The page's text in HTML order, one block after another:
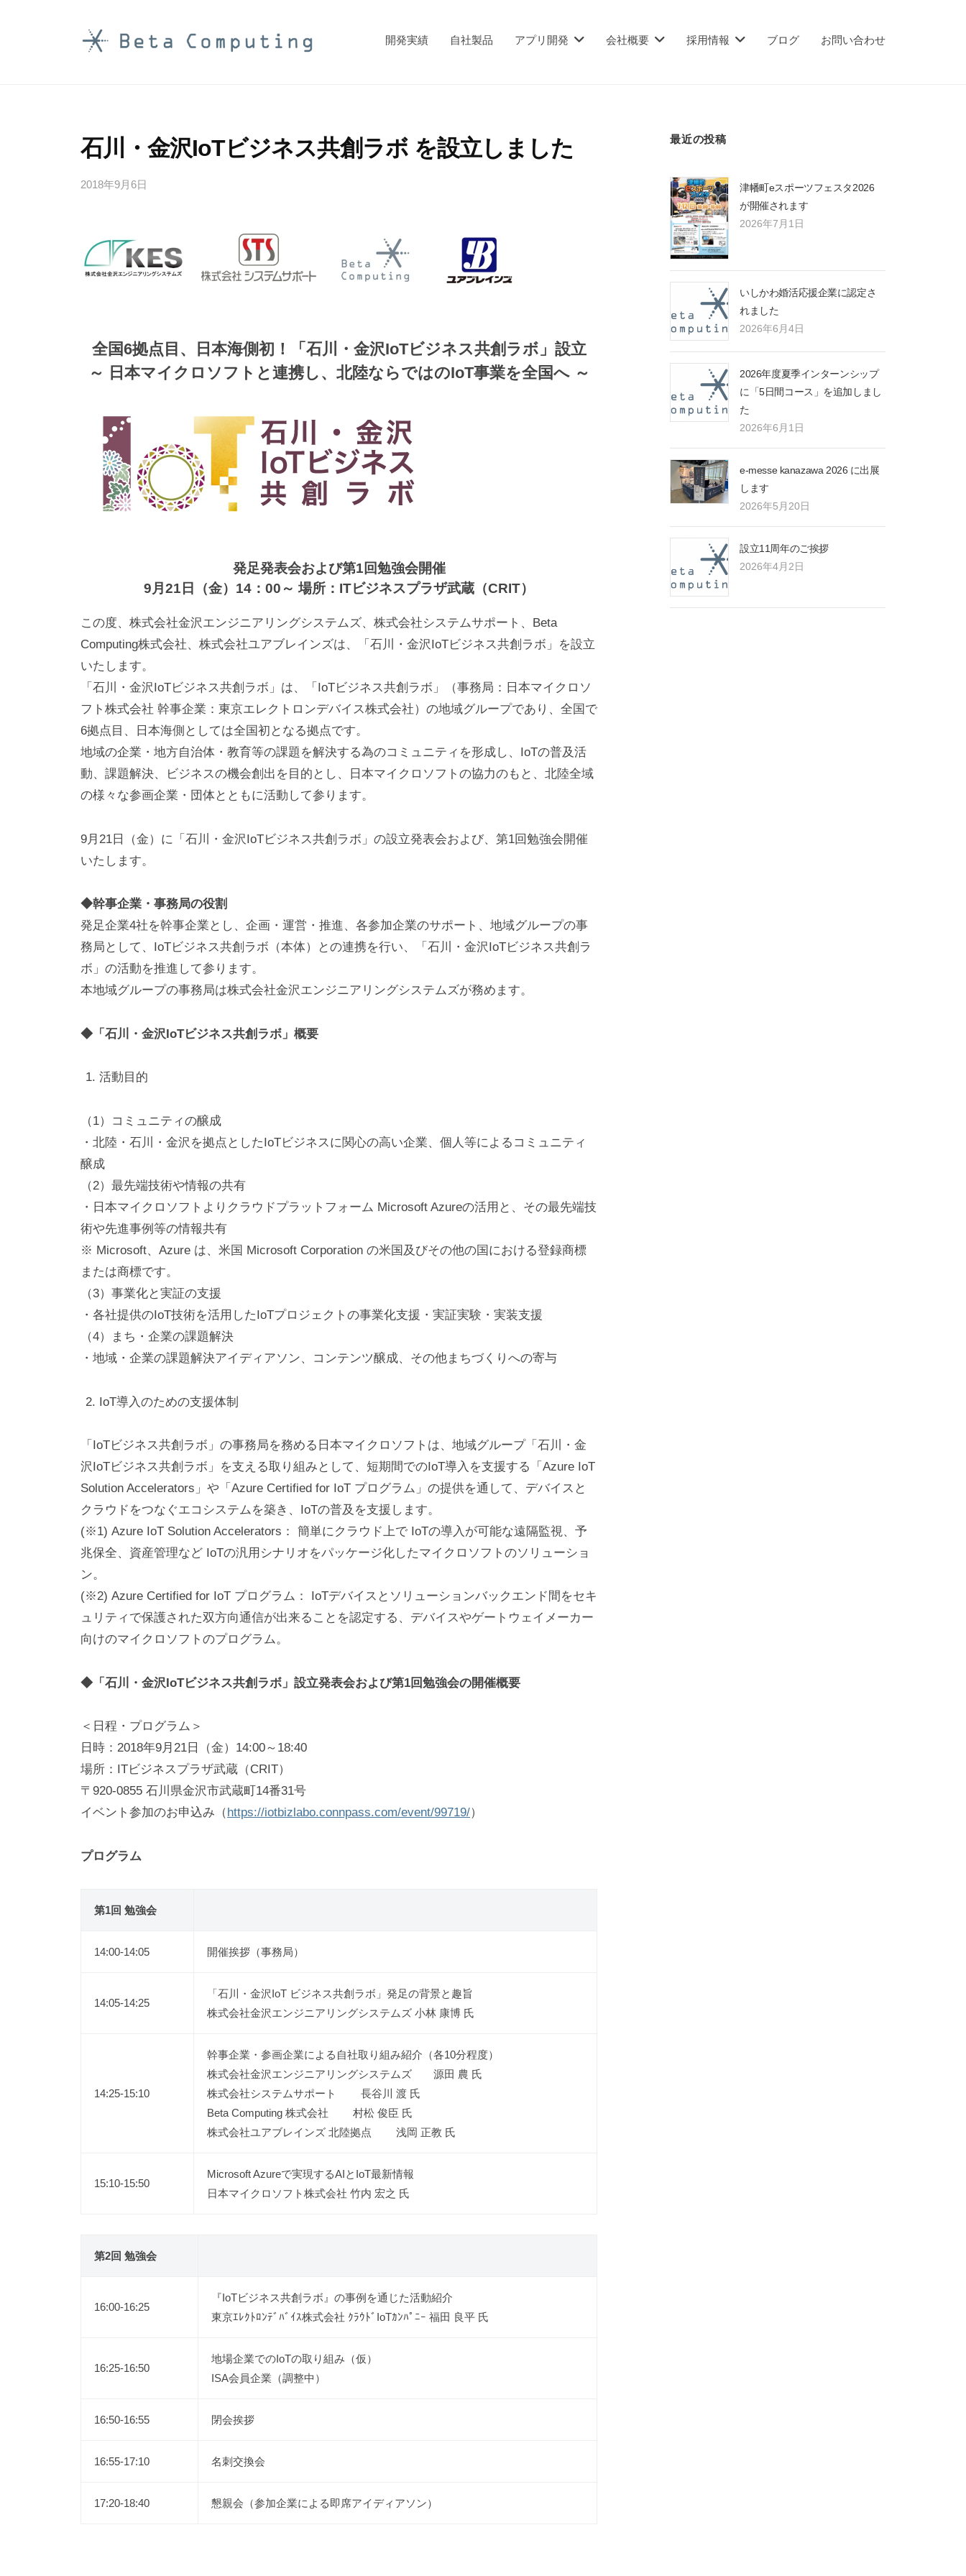
a
C
o
u
t
株
ュ
ー
テ
ィ
ン
グ
)
|
川
県
津
幡
町
の
ス
ー
フ
ン
ア
プ
リ
開
発
会
社
開発実績 自社製品 アプリ開発 会社概要 採用情報 ブログ お問い合わせ
石川・金沢IoTビジネス共創ラボ を設立しました
2018年9月6日
t
m
p
u
g
全国6拠点目、日本海側初！「石川・金沢IoTビジネス共創ラボ」設立
～ 日本マイクロソフトと連携し、北陸ならではのIoT事業を全国へ ～
発足発表会および第1回勉強会開催
9月21日（金）14：00～ 場所：ITビジネスプラザ武蔵（CRIT）
この度、株式会社金沢エンジニアリングシステムズ、株式会社システムサポート、Beta
Computing株式会社、株式会社ユアブレインズは、「石川・金沢IoTビジネス共創ラボ」を設立
いたします。
「石川・金沢IoTビジネス共創ラボ」は、「IoTビジネス共創ラボ」（事務局：日本マイクロソ
フト株式会社 幹事企業：東京エレクトロンデバイス株式会社）の地域グループであり、全国で
6拠点目、日本海側としては全国初となる拠点です。
地域の企業・地方自治体・教育等の課題を解決する為のコミュニティを形成し、IoTの普及活
動、課題解決、ビジネスの機会創出を目的とし、日本マイクロソフトの協力のもと、北陸全域
の様々な参画企業・団体とともに活動して参ります。
9月21日（金）に「石川・金沢IoTビジネス共創ラボ」の設立発表会および、第1回勉強会開催
いたします。
◆幹事企業・事務局の役割
発足企業4社を幹事企業とし、企画・運営・推進、各参加企業のサポート、地域グループの事
務局として、IoTビジネス共創ラボ（本体）との連携を行い、「石川・金沢IoTビジネス共創ラ
ボ」の活動を推進して参ります。
本地域グループの事務局は株式会社金沢エンジニアリングシステムズが務めます。
◆「石川・金沢IoTビジネス共創ラボ」概要
活動目的
（1）コミュニティの醸成
・北陸・石川・金沢を拠点としたIoTビジネスに関心の高い企業、個人等によるコミュニティ
醸成
（2）最先端技術や情報の共有
・日本マイクロソフトよりクラウドプラットフォーム Microsoft Azureの活用と、その最先端技
術や先進事例等の情報共有
※ Microsoft、Azure は、米国 Microsoft Corporation の米国及びその他の国における登録商標
または商標です。
（3）事業化と実証の支援
・各社提供のIoT技術を活用したIoTプロジェクトの事業化支援・実証実験・実装支援
（4）まち・企業の課題解決
・地域・企業の課題解決アイディアソン、コンテンツ醸成、その他まちづくりへの寄与
IoT導入のための支援体制
「IoTビジネス共創ラボ」の事務局を務める日本マイクロソフトは、地域グループ「石川・金
沢IoTビジネス共創ラボ」を支える取り組みとして、短期間でのIoT導入を支援する「Azure IoT
Solution Accelerators」や「Azure Certified for IoT プログラム」の提供を通して、デバイスと
クラウドをつなぐエコシステムを築き、IoTの普及を支援します。
(※1) Azure IoT Solution Accelerators： 簡単にクラウド上で IoTの導入が可能な遠隔監視、予
兆保全、資産管理など IoTの汎用シナリオをパッケージ化したマイクロソフトのソリューショ
ン。
(※2) Azure Certified for IoT プログラム： IoTデバイスとソリューションバックエンド間をセキ
ュリティで保護された双方向通信が出来ることを認定する、デバイスやゲートウェイメーカー
向けのマイクロソフトのプログラム。
◆「石川・金沢IoTビジネス共創ラボ」設立発表会および第1回勉強会の開催概要
＜日程・プログラム＞
日時：2018年9月21日（金）14:00～18:40
場所：ITビジネスプラザ武蔵（CRIT）
〒920-0855 石川県金沢市武蔵町14番31号
イベント参加のお申込み（ https://iotbizlabo.connpass.com/event/99719/）
プログラム
第1回 勉強会
14:00-14:05 開催挨拶（事務局）
14:05-14:25
「石川・金沢IoT ビジネス共創ラボ」発足の背景と趣旨
株式会社金沢エンジニアリングシステムズ 小林 康博 氏
14:25-15:10
幹事企業・参画企業による自社取り組み紹介（各10分程度）
株式会社金沢エンジニアリングシステムズ 源田 農 氏
株式会社システムサポート 長谷川 渡 氏
Beta Computing 株式会社 村松 俊臣 氏
株式会社ユアブレインズ 北陸拠点 浅岡 正教 氏
15:10-15:50
Microsoft Azureで実現するAIとIoT最新情報
日本マイクロソフト株式会社 竹内 宏之 氏
第2回 勉強会
16:00-16:25
『IoTビジネス共創ラボ』の事例を通じた活動紹介
東京ｴﾚｸﾄﾛﾝﾃﾞﾊﾞｲｽ株式会社 ｸﾗｳﾄﾞIoTｶﾝﾊﾟﾆｰ 福田 良平 氏
16:25-16:50
地場企業でのIoTの取り組み（仮）
ISA会員企業（調整中）
16:50-16:55 閉会挨拶
16:55-17:10 名刺交換会
17:20-18:40 懇親会（参加企業による即席アイディアソン）
最近の投稿
津幡町eスポーツフェスタ2026
が開催されます
2026年7月1日
いしかわ婚活応援企業に認定さ
れました
2026年6月4日
2026年度夏季インターンシップ
に「5日間コース」を追加しまし
た
2026年6月1日
e-messe kanazawa 2026 に出展
します
2026年5月20日
設立11周年のご挨拶
2026年4月2日